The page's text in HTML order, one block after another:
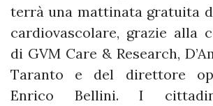
terrà una mattinata gratuita
cardiovascolare, grazie alla
di GVM Care & Research,
Taranto e del direttore
Enrico Bellini. I